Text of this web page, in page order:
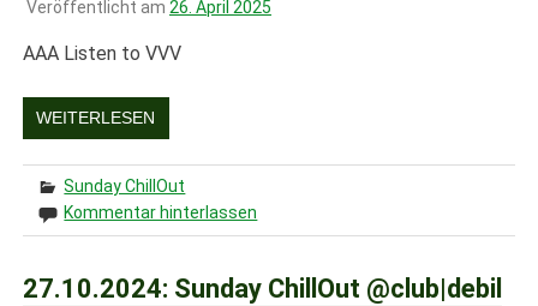
Veröffentlicht am 26. April 2025
AAA Listen to VVV
WEITERLESEN
Sunday ChillOut
Kommentar hinterlassen
27.10.2024: Sunday ChillOut @club|debil